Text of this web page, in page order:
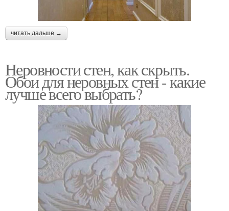
читать дальше →
Неровности стен, как скрыть.
Обои для неровных стен - какие
лучше всего выбрать?